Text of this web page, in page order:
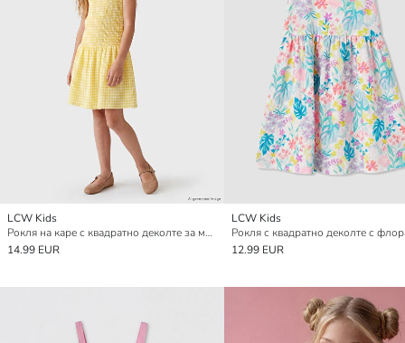
LCW Kids
Рокля на каре с квадратно деколте за момичета
14.99 EUR
LCW Kids
12.99 EUR